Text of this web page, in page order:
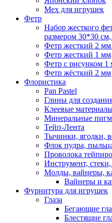
Мех для игрушек
Фетр
Набор жесткого
размером 30*30
Фетр жесткий 2
Фетр жесткий 1 мм
Фетр с рисунком 1
Фетр жёсткий 2 мм
Флористика
Pan Pastel
Глины для
Клеевые
Минеральные
Тейп-Лента
Тычинки, ягодки,
Флок пудра,
Проволока
Инструмент, стеки,
Молды, вайнеры,
Вайнеры и
Фурнитура для игрушек
Глаза
Бегающие
Блестящие